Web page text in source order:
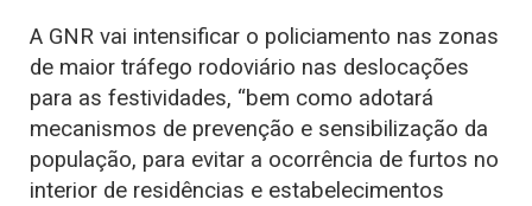
A GNR vai intensificar o policiamento nas zonas
de maior tráfego rodoviário nas deslocações
para as festividades, “bem como adotará
mecanismos de prevenção e sensibilização da
população, para evitar a ocorrência de furtos no
interior de residências e estabelecimentos